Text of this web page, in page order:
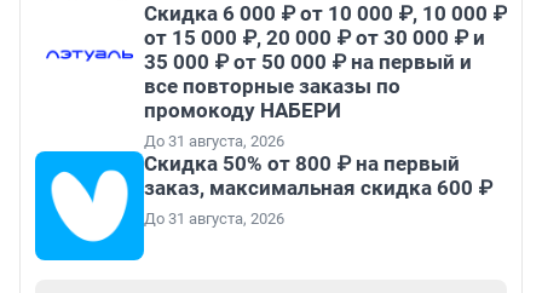
Скидка 6 000 ₽ от 10 000 ₽, 10 000 ₽
от 15 000 ₽, 20 000 ₽ от 30 000 ₽ и
35 000 ₽ от 50 000 ₽ на первый и
все повторные заказы по
промокоду НАБЕРИ
До 31 августа, 2026
Скидка 50% от 800 ₽ на первый
заказ, максимальная скидка 600 ₽
До 31 августа, 2026